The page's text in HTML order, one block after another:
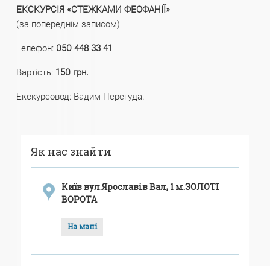
ЕКСКУРСІЯ «СТЕЖКАМИ ФЕОФАНІЇ»
(за попереднім записом)
Телефон: 050 448 33 41
Вартість: 150 грн.
Екскурсовод: Вадим Перегуда.
Як нас знайти
Київ вул.Ярославів Вал, 1 м.ЗОЛОТІ
ВОРОТА
На мапі